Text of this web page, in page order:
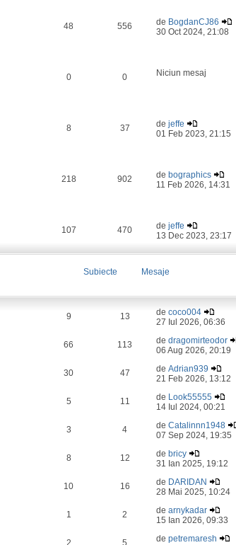
48 556 de BogdanCJ86
30 Oct 2024, 21:08
0 0 Niciun mesaj
8 37 dejeffe
01 Feb 2023, 21:15
218 902 de bographics
11 Feb 2026, 14:31
107 470 dejeffe
13 Dec 2023, 23:17
Subiecte
Mesaje
9 13 decoco004
27 Iul 2026, 06:36
66 113 dedragomirteodor
06 Aug 2026, 20:19
30 47 deAdrian939
21 Feb 2026, 13:12
5 11 de Look55555
14 Iul 2024, 00:21
3 4 deCatalinnn1948
07 Sep 2024, 19:35
8 12 de bricy
31 Ian 2025, 19:12
10 16 de DARIDAN
28 Mai 2025, 10:24
1 2 dearnykadar
15 Ian 2026, 09:33
2 5 depetremaresh